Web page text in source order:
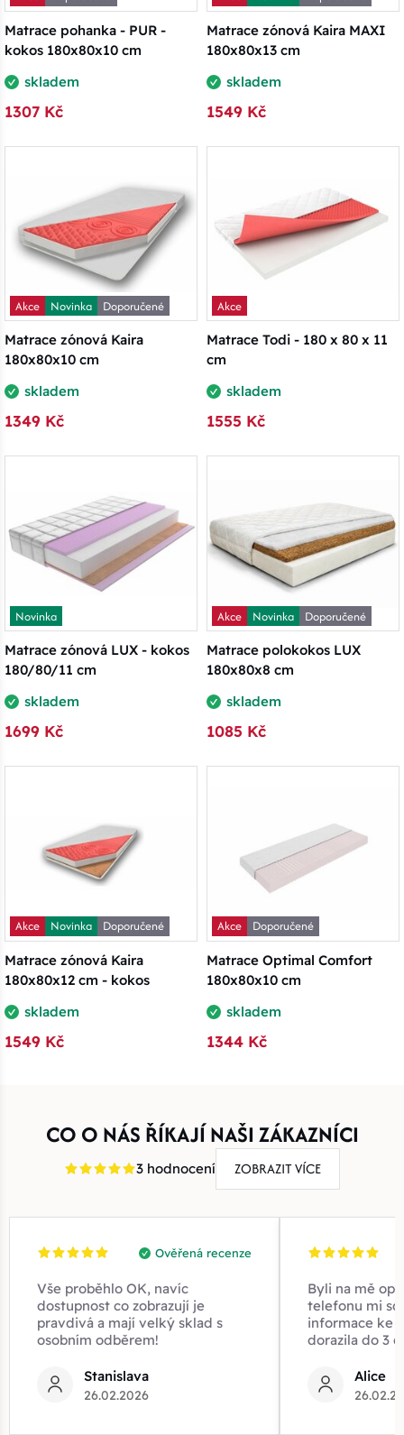
Matrace pohanka - PUR -
kokos 180x80x10 cm
skladem
1307 Kč
Matrace zónová Kaira MAXI
180x80x13 cm
skladem
1549 Kč
Akce Novinka
Doporučené
Matrace zónová Kaira
180x80x10 cm
skladem
1349 Kč
Akce
Matrace Todi - 180 x 80 x 11
cm
skladem
1555 Kč
Novinka
Matrace zónová LUX - kokos
180/80/11 cm
skladem
1699 Kč
Akce Novinka
Doporučené
Matrace polokokos LUX
180x80x8 cm
skladem
1085 Kč
Akce Novinka
Doporučené
Matrace zónová Kaira
180x80x12 cm - kokos
skladem
1549 Kč
Akce
Doporučené
Matrace Optimal Comfort
180x80x10 cm
skladem
1344 Kč
CO O NÁS ŘÍKAJÍ NAŠI ZÁKAZNÍCI
3 hodnocení ZOBRAZIT VÍCE
Ověřená recenze
Vše proběhlo OK, navíc
dostupnost co zobrazují je
pravdivá a mají velký sklad s
osobním odběrem!
Stanislava
26.02.2026
Byli na mě
telefonu mi
informace ke
dorazila do 3
Alice